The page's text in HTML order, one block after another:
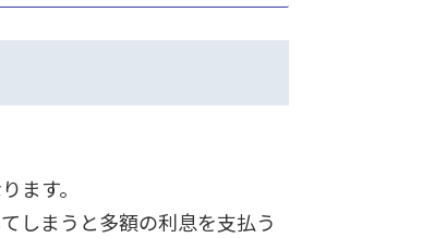
ます。
しまうと多額の利息を支払う